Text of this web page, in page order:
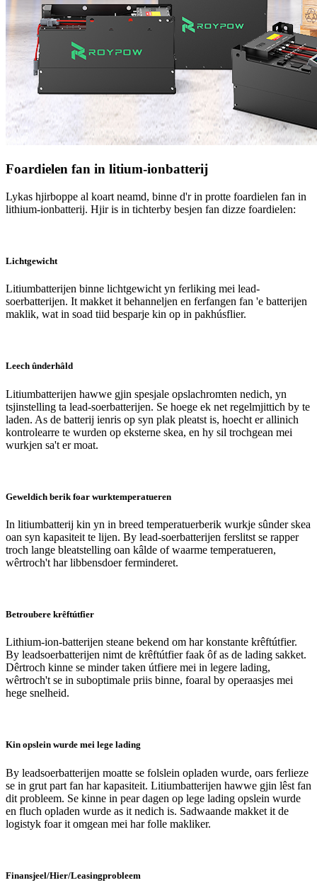
Foardielen fan in litium-ionbatterij
Lykas hjirboppe al koart neamd, binne d'r in protte foardielen fan in
lithium-ionbatterij. Hjir is in tichterby besjen fan dizze foardielen:
Lichtgewicht
Litiumbatterijen binne lichtgewicht yn ferliking mei lead-
soerbatterijen. It makket it behanneljen en ferfangen fan 'e batterijen
maklik, wat in soad tiid besparje kin op in pakhúsflier.
Leech ûnderhâld
Litiumbatterijen hawwe gjin spesjale opslachromten nedich, yn
tsjinstelling ta lead-soerbatterijen. Se hoege ek net regelmjittich by te
laden. As de batterij ienris op syn plak pleatst is, hoecht er allinich
kontrolearre te wurden op eksterne skea, en hy sil trochgean mei
wurkjen sa't er moat.
Geweldich berik foar wurktemperatueren
In litiumbatterij kin yn in breed temperatuerberik wurkje sûnder skea
oan syn kapasiteit te lijen. By lead-soerbatterijen ferslitst se rapper
troch lange bleatstelling oan kâlde of waarme temperatueren,
wêrtroch't har libbensdoer ferminderet.
Betroubere krêftútfier
Lithium-ion-batterijen steane bekend om har konstante krêftútfier.
By leadsoerbatterijen nimt de krêftútfier faak ôf as de lading sakket.
Dêrtroch kinne se minder taken útfiere mei in legere lading,
wêrtroch't se in suboptimale priis binne, foaral by operaasjes mei
hege snelheid.
Kin opslein wurde mei lege lading
By leadsoerbatterijen moatte se folslein opladen wurde, oars ferlieze
se in grut part fan har kapasiteit. Litiumbatterijen hawwe gjin lêst fan
dit probleem. Se kinne in pear dagen op lege lading opslein wurde
en fluch opladen wurde as it nedich is. Sadwaande makket it de
logistyk foar it omgean mei har folle makliker.
Finansjeel/Hier/Leasingprobleem